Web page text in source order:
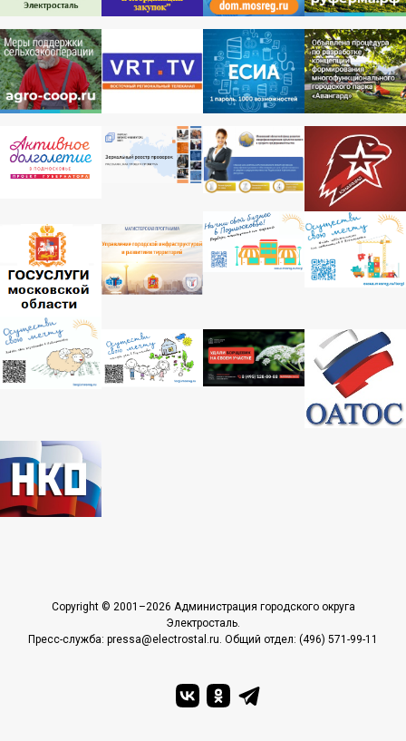
Copyright © 2001–2026 Администрация городского округа
Электросталь.
Пресс-служба: pressa@electrostal.ru. Общий отдел: (496) 571-99-11